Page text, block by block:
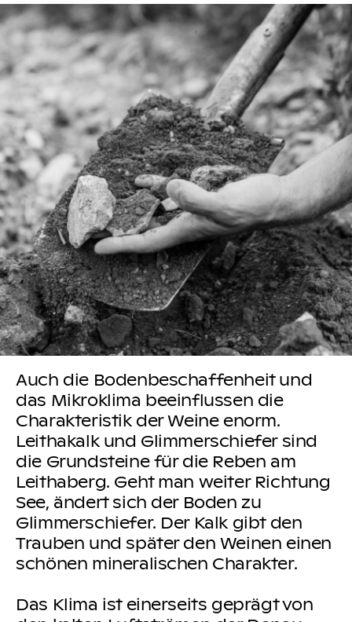
Auch die Bodenbeschaffenheit und
das Mikroklima beeinflussen die
Charakteristik der Weine enorm.
Leithakalk und Glimmerschiefer sind
die Grundsteine für die Reben am
Leithaberg. Geht man weiter Richtung
See, ändert sich der Boden zu
Glimmerschiefer. Der Kalk gibt den
Trauben und später den Weinen einen
schönen mineralischen Charakter.
Das Klima ist einerseits geprägt von